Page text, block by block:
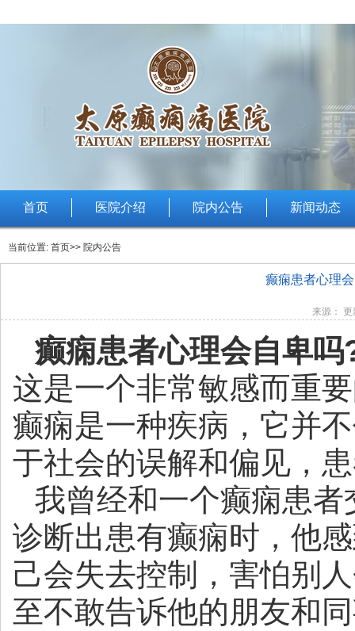
首页 医院介绍 院内公告 新闻动态
当前位置: 首页>> 院内公告
癫痫患者心理
来源：
癫痫患者心理会自卑
这是一个非常敏感而重
癫痫是一种疾病，它并
于社会的误解和偏见，
我曾经和一个癫痫患
诊断出患有癫痫时，他
己会失去控制，害怕别
至不敢告诉他的朋友和